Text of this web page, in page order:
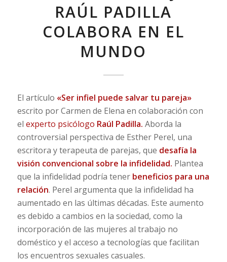
RAÚL PADILLA
COLABORA EN EL
MUNDO
El artículo «Ser infiel puede salvar tu pareja»
escrito por Carmen de Elena en colaboración con
el experto psicólogo Raúl Padilla. Aborda la
controversial perspectiva de Esther Perel, una
escritora y terapeuta de parejas, que desafía la
visión convencional sobre la infidelidad. Plantea
que la infidelidad podría tener beneficios para una
relación. Perel argumenta que la infidelidad ha
aumentado en las últimas décadas. Este aumento
es debido a cambios en la sociedad, como la
incorporación de las mujeres al trabajo no
doméstico y el acceso a tecnologías que facilitan
los encuentros sexuales casuales.